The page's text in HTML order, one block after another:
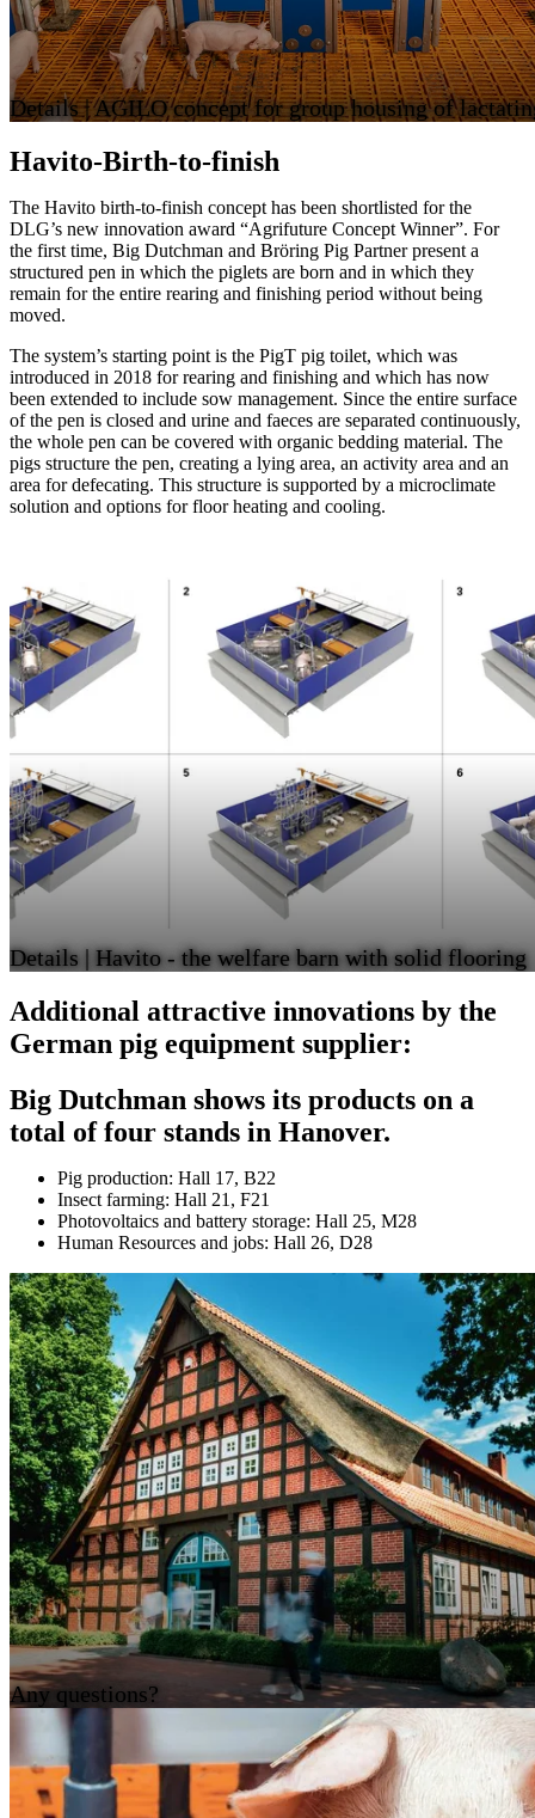
Details | AGILO concept for group housing of
Havito-Birth-to-finish
The Havito birth-to-finish concept has been shortlisted for the
DLG’s new innovation award “Agrifuture Concept Winner”. For
the first time, Big Dutchman and Bröring Pig Partner present a
structured pen in which the piglets are born and in which they
remain for the entire rearing and finishing period without being
moved.
The system’s starting point is the PigT pig toilet, which was
introduced in 2018 for rearing and finishing and which has now
been extended to include sow management. Since the entire surface
of the pen is closed and urine and faeces are separated continuously,
the whole pen can be covered with organic bedding material. The
pigs structure the pen, creating a lying area, an activity area and an
area for defecating. This structure is supported by a microclimate
solution and options for floor heating and cooling.
Details | Havito - the welfare barn with solid flooring
Additional attractive innovations by the
German pig equipment supplier:
Big Dutchman shows its products on a
total of four stands in Hanover.
Pig production: Hall 17, B22
Insect farming: Hall 21, F21
Photovoltaics and battery storage: Hall 25, M28
Human Resources and jobs: Hall 26, D28
Any questions?